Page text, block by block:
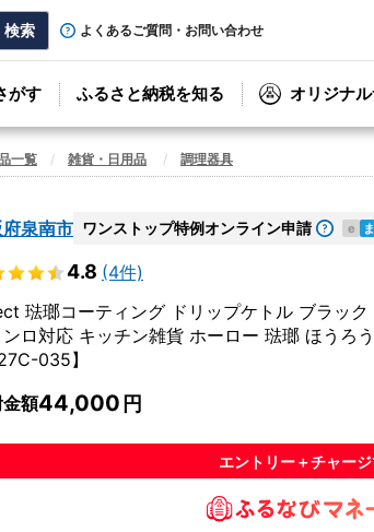
よくあるご質問・お問い合わせ
がす ふるさと納税を知る オリジナ
一覧 雑貨・日用品 調理器具
泉南市 ワンストップ特例オンライン申請 e ま
4.8 (4件)
琺瑯コーティング ドリップケトル ブラッ
ンロ対応 キッチン雑貨 ホーロー 琺瑯 ほうろ
035】
額44,000
エントリー＋チャー